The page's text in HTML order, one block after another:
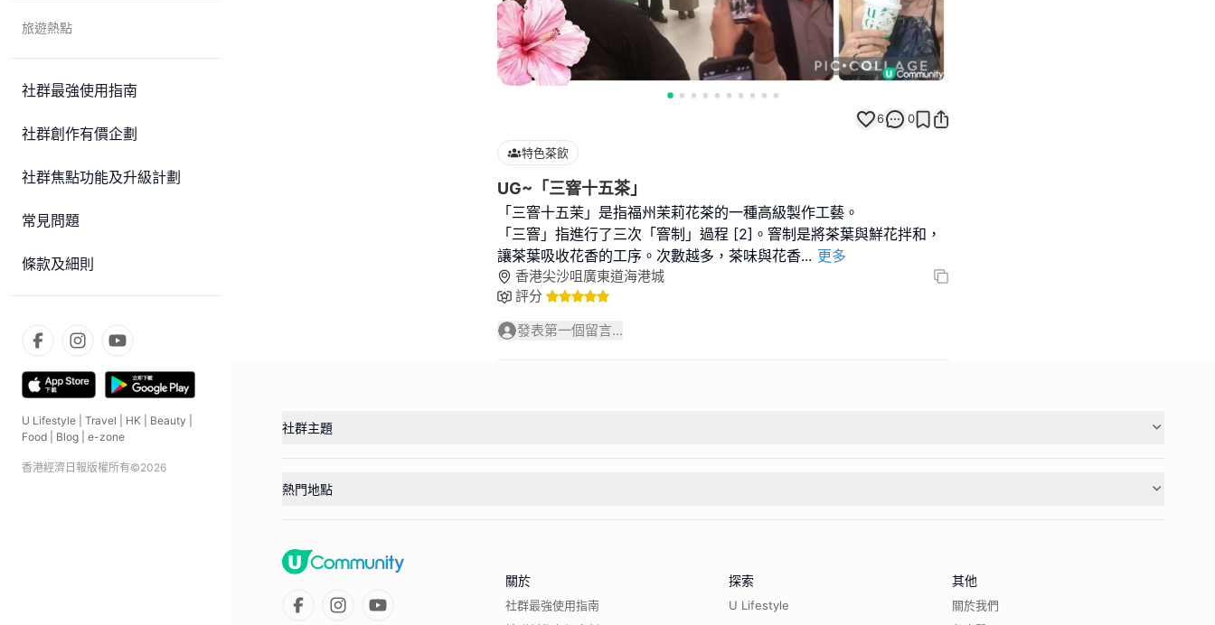
旅遊熱點
社群最強使用指南
社群創作有價企劃
社群焦點功能及升級計劃
常見問題
條款及細則
U Lifestyle Travel HK Beauty
Food
Blog e-zone
香港經濟日報版權所有©2026
6 0
特色茶飲
UG~「三窨十五茶」
「三窨十五茉」是指福州茉莉花茶的一種高級製作工藝。
「三窨」指進行了三次「窨制」過程 [2]。窨制是將茶葉與鮮花拌和，
讓茶葉吸收花香的工序。次數越多，茶味與花香... 更多
香港尖沙咀廣東道海港城
評分
發表第一個留言...
社群主題
熱門地點
關於
社群最強使用指南
探索
U Lifestyle
其他
關於我們